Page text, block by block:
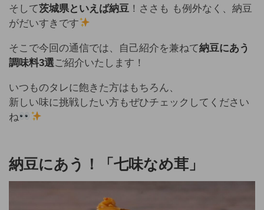
そして茨城県といえば納豆 ！ささも も例外なく、納豆
がだいすきです
そこで今回の通信では、自己紹介を兼ねて納豆にあう
調味料3選ご紹介いたします！
いつものタレに飽きた方はもちろん、
新しい味に挑戦したい方もぜひチェックしてください
ね
納豆にあう！「七味なめ茸」